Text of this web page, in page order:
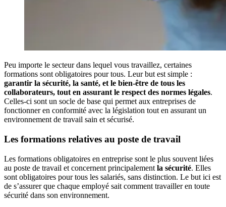
Peu importe le secteur dans lequel vous travaillez, certaines
formations sont obligatoires pour tous. Leur but est simple :
garantir la sécurité, la santé, et le bien-être de tous les
collaborateurs, tout en assurant le respect des normes légales.
Celles-ci sont un socle de base qui permet aux entreprises de
fonctionner en conformité avec la législation tout en assurant un
environnement de travail sain et sécurisé.
Les formations relatives au poste de travail
Les formations obligatoires en entreprise sont le plus souvent liées
au poste de travail et concernent principalement la sécurité. Elles
sont obligatoires pour tous les salariés, sans distinction. Le but ici est
de s’assurer que chaque employé sait comment travailler en toute
sécurité dans son environnement.